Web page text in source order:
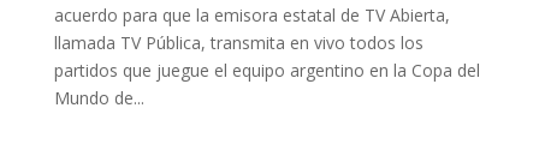
acuerdo para que la emisora estatal de TV Abierta,
llamada TV Pública, transmita en vivo todos los
partidos que juegue el equipo argentino en la Copa del
Mundo de...